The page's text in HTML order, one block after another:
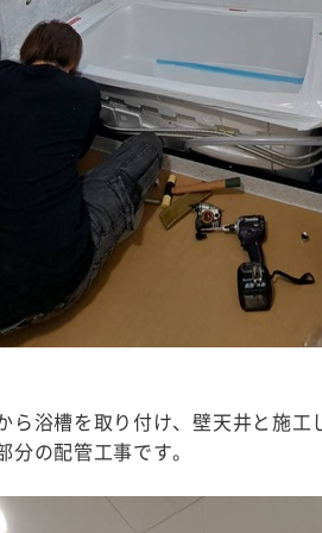
ら浴槽を取り付け、壁天井と施工
分の配管工事です。